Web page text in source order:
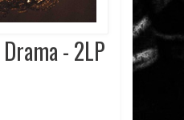
- 2LP